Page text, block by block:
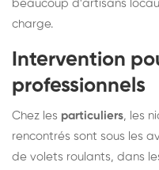
beaucoup d'artisans
charge.
Intervention
professionnels
Chez les particuliers, les
rencontrés sont sous les
de volets roulants, dans